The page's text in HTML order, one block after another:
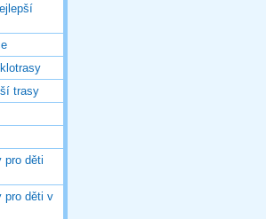
trasy
pro děti
pro děti v